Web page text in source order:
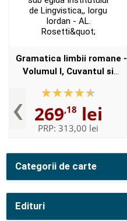
Categorii de carte
Edituri
‹
Gramatica limbii romane -
Volumul I, Cuvantul si
Elaborata sub egida
Institutului de
Lingvistica,,...
269,18 lei
PRP: 313,00 lei